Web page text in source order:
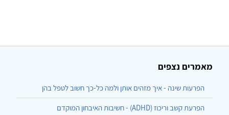
מאמרים נצפים
הפרעות שינה - איך מזהים אותן ולמה כל-כך חשוב לטפל בהן
הפרעת קשב וריכוז (ADHD) - חשיבות האיבחון המוקדם